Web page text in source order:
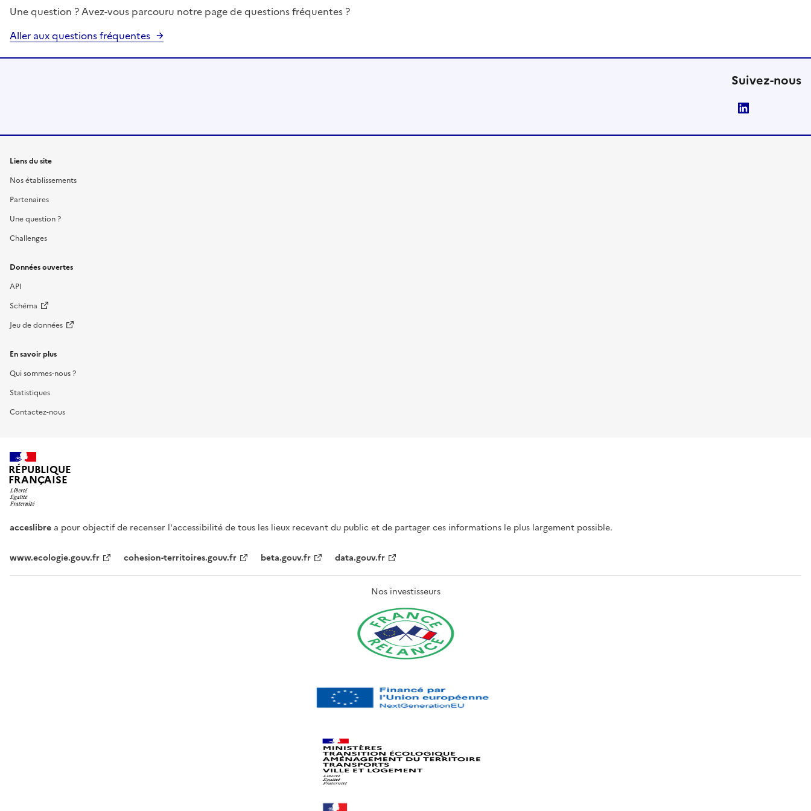
Une question ? Avez-vous parcouru notre page de questions fréquentes ?
Aller aux questions fréquentes
Suivez-nous
Liens du site
Nos établissements
Partenaires
Une question ?
Challenges
Données ouvertes
API
Schéma
Jeu de données
En savoir plus
Qui sommes-nous ?
Statistiques
Contactez-nous
RÉPUBLIQUE
FRANÇAISE
acceslibre a pour objectif de recenser l'accessibilité de tous les lieux recevant du public et de partager ces informations le plus largement possible.
www.ecologie.gouv.fr cohesion-territoires.gouv.fr beta.gouv.fr data.gouv.fr
Nos investisseurs